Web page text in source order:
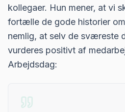
kollegaer. Hun mener, at vi
fortælle de gode historier
nemlig, at selv de sværeste
vurderes positivt af
Arbejdsdag: